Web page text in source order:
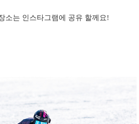
소는 인스타그램에 공유 할께요!